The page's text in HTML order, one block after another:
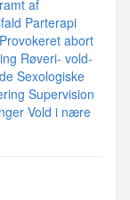
af
Parterapi
Provokeret abort
Røveri- vold-
Sexologiske
Supervision
Vold i nære